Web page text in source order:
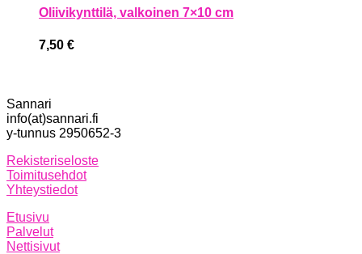
Oliivikynttilä, valkoinen 7×10 cm
7,50 €
Sannari
info(at)sannari.fi
y-tunnus 2950652-3
Rekisteriseloste
Toimitusehdot
Yhteystiedot
Etusivu
Palvelut
Nettisivut